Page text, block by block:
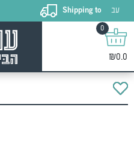
Shipping to
עב
0
₪0.0